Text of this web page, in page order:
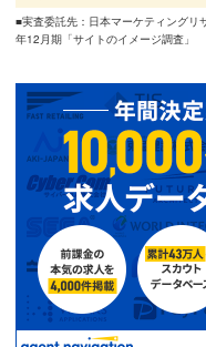
■実査委託先：日本マーケティングリ
年12月期「サイトのイメージ調査」